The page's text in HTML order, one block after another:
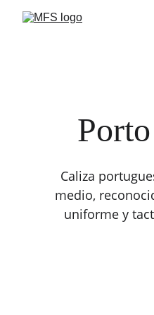
Caliza
medio,
uniforme y